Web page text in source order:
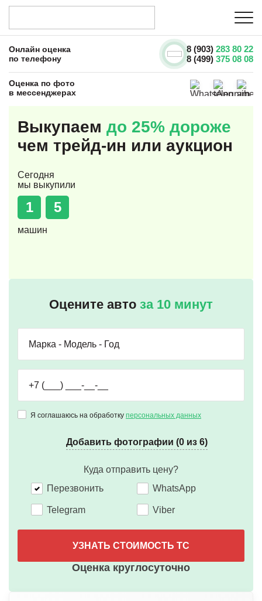
Онлайн оценка
по телефону
8 (903) 283 80 22
8 (499) 375 08 08
Оценка по фото
в мессенджерах
Выкупаем до 25% дороже
чем трейд-ин или аукцион
Сегодня
мы выкупили
1 5
машин
Оцените авто за 10 минут
Я соглашаюсь на обработку персональных данных
Добавить фотографии (0 из 6)
Куда отправить цену?
Перезвонить
WhatsApp
Telegram Viber
УЗНАТЬ СТОИМОСТЬ ТС
Оценка круглосуточно